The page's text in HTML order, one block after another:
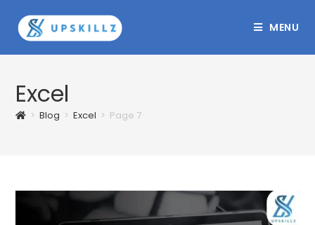
content
MENU
Excel
> Blog > Excel > Page 7